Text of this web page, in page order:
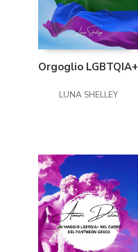
Orgoglio LGBTQIA+
LUNA SHELLEY